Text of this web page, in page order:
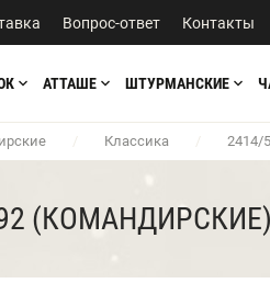
Вопрос-ответ Контакты
АТТАШЕ ШТУРМАНСКИЕ
/ Классика / 2414/
(КОМАНДИРСКИЕ)